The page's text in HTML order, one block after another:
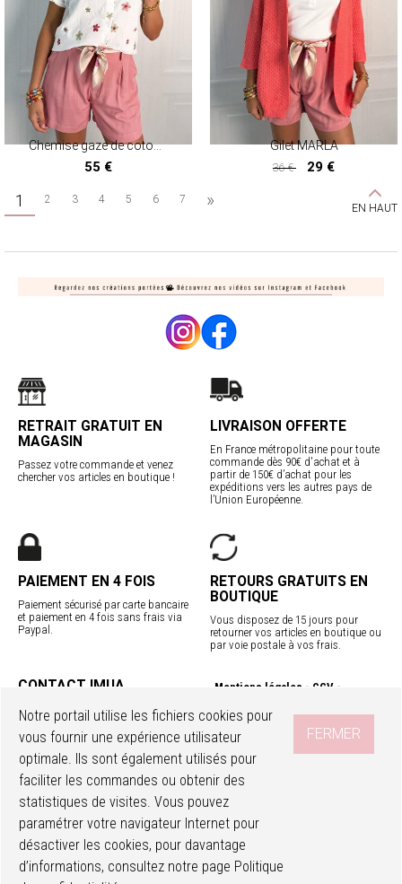
Chemise gaze de coton SARAN
55 €
Gilet MARLA
36 €
29 €
1 2 3 4 5 6 7 » EN HAUT
RETRAIT GRATUIT EN
MAGASIN
Passez votre commande et venez
chercher vos articles en boutique !
LIVRAISON OFFERTE
En France métropolitaine pour toute
commande dès 90€ d'achat et à
partir de 150€ d’achat pour les
expéditions vers les autres pays de
l’Union Européenne.
PAIEMENT EN 4 FOIS
Paiement sécurisé par carte bancaire
et paiement en 4 fois sans frais via
Paypal.
RETOURS GRATUITS EN
BOUTIQUE
Vous disposez de 15 jours pour
retourner vos articles en boutique ou
par voie postale à vos frais.
CONTACT IMUA
Contact
Nos boutiques
Mentions légales
CGV
Programme fidélité
Livraisons internationales
Accéder à mon compte
Ma wishlist
SUIVEZ-NOUS
Notre portail utilise les fichiers cookies pour
vous fournir une expérience utilisateur
optimale. Ils sont également utilisés pour
faciliter les commandes ou obtenir des
statistiques de visites. Vous pouvez
paramétrer votre navigateur Internet pour
désactiver les cookies, pour davantage
d’informations, consultez notre page Politique
FERMER